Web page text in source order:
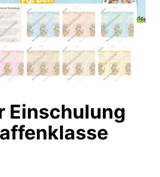
Einschulung